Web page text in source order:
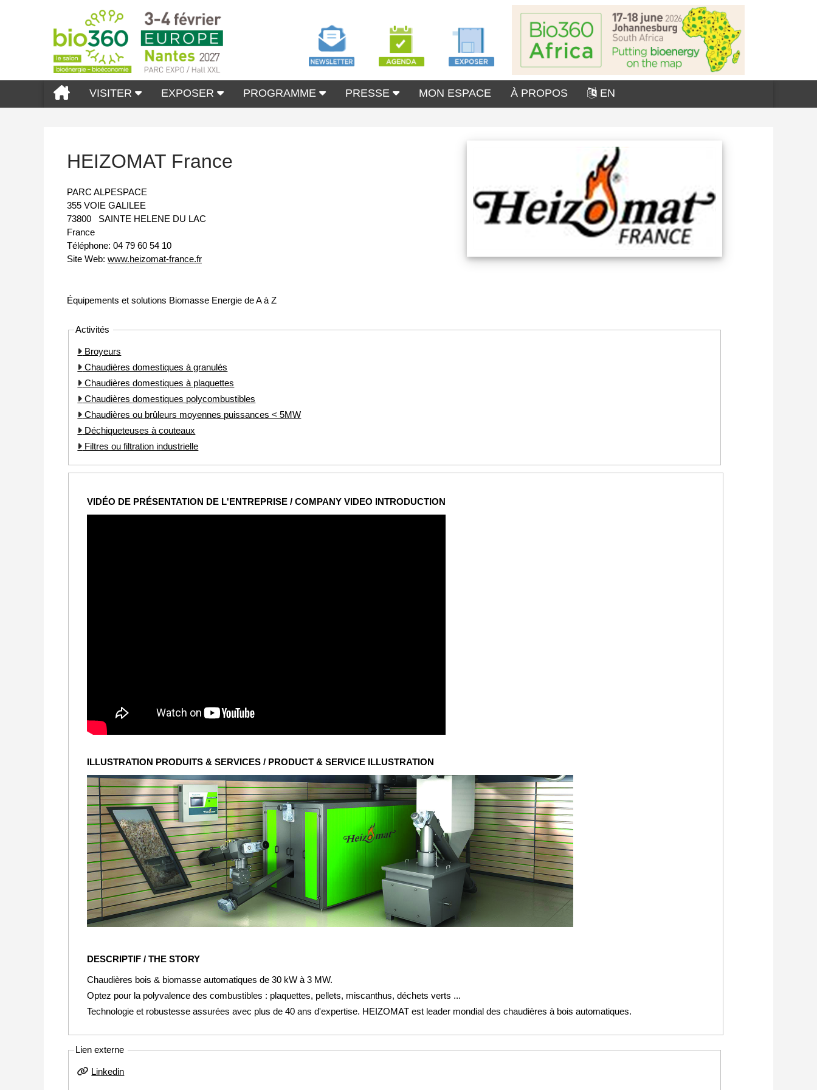
VISITER EXPOSER PROGRAMME PRESSE MON ESPACE À PROPOS EN
HEIZOMAT France
PARC ALPESPACE
355 VOIE GALILEE
73800
SAINTE HELENE DU LAC
France
Téléphone: 04 79 60 54 10
Site Web: www.heizomat-france.fr
Équipements et solutions Biomasse Energie de A à Z
Activités
Broyeurs
Chaudières domestiques à granulés
Chaudières domestiques à plaquettes
Chaudières domestiques polycombustibles
Chaudières ou brûleurs moyennes puissances < 5MW
Déchiqueteuses à couteaux
Filtres ou filtration industrielle
VIDÉO DE PRÉSENTATION DE L'ENTREPRISE / COMPANY VIDEO INTRODUCTION
ILLUSTRATION PRODUITS & SERVICES / PRODUCT & SERVICE ILLUSTRATION
DESCRIPTIF / THE STORY
Chaudières bois & biomasse automatiques de 30 kW à 3 MW.
Optez pour la polyvalence des combustibles : plaquettes, pellets, miscanthus, déchets verts ...
Technologie et robustesse assurées avec plus de 40 ans d'expertise. HEIZOMAT est leader mondial des chaudières à bois automatiques.
Lien externe
Linkedin